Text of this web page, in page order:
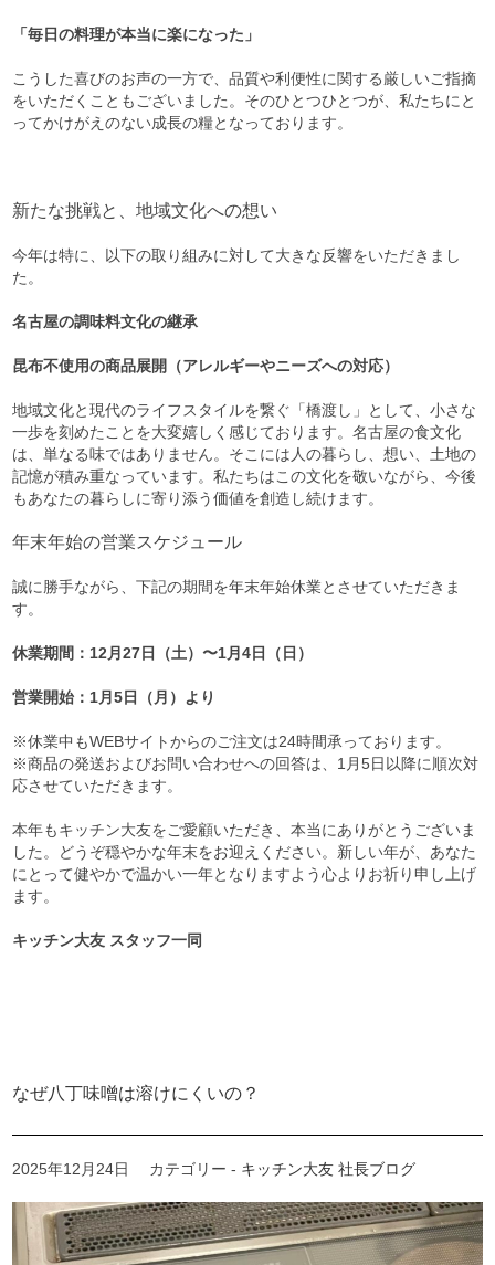
「毎日の料理が本当に楽になった」
こうした喜びのお声の一方で、品質や利便性に関する厳しいご指摘
をいただくこともございました。そのひとつひとつが、私たちにと
ってかけがえのない成長の糧となっております。
新たな挑戦と、地域文化への想い
今年は特に、以下の取り組みに対して大きな反響をいただきまし
た。
名古屋の調味料文化の継承
昆布不使用の商品展開（アレルギーやニーズへの対応）
地域文化と現代のライフスタイルを繋ぐ「橋渡し」として、小さな
一歩を刻めたことを大変嬉しく感じております。名古屋の食文化
は、単なる味ではありません。そこには人の暮らし、想い、土地の
記憶が積み重なっています。私たちはこの文化を敬いながら、今後
もあなたの暮らしに寄り添う価値を創造し続けます。
年末年始の営業スケジュール
誠に勝手ながら、下記の期間を年末年始休業とさせていただきま
す。
休業期間：12月27日（土）〜1月4日（日）
営業開始：1月5日（月）より
※休業中もWEBサイトからのご注文は24時間承っております。
※商品の発送およびお問い合わせへの回答は、1月5日以降に順次対
応させていただきます。
本年もキッチン大友をご愛顧いただき、本当にありがとうございま
した。どうぞ穏やかな年末をお迎えください。新しい年が、あなた
にとって健やかで温かい一年となりますよう心よりお祈り申し上げ
ます。
キッチン大友 スタッフ一同
なぜ八丁味噌は溶けにくいの？
2025年12月24日 カテゴリー - キッチン大友 社長ブログ